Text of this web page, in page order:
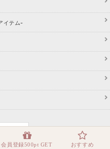
会員登録500pt GET おすすめ
イテム-